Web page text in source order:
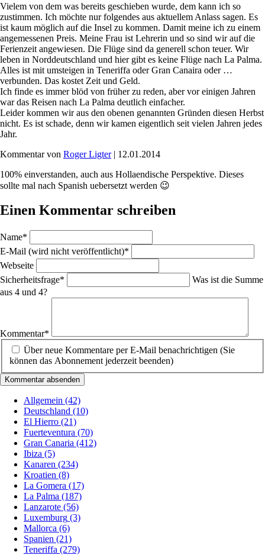
Vielem von dem was bereits geschieben wurde, dem kann ich so
zustimmen. Ich möchte nur folgendes aus aktuellem Anlass sagen. Es
ist kaum möglich auf die Insel zu kommen. Damit meine ich zu einem
angemessenen Preis. Meine Frau ist Lehrerin und so sind wir auf die
Ferienzeit angewiesen. Die Flüge sind da generell schon teuer. Wir
leben in Norddeutschland und hier gibt es keine Flüge nach La Palma.
Alles ist mit umsteigen in Teneriffa oder Gran Canaira oder …
verbunden. Das kostet Zeit und Geld.
Ich finde es immer blöd von früher zu reden, aber vor einigen Jahren
war das Reisen nach La Palma deutlich einfacher.
Leider kommen wir aus den obenen genannten Gründen diesen Herbst
nicht. Es ist schade, denn wir kamen eigentlich seit vielen Jahren jedes
Jahr.
Kommentar von Roger Ligter| 12.01.2014
100% einverstanden, auch aus Hollaendische Perspektive. Dieses
sollte mal nach Spanish uebersetzt werden 😉
Einen Kommentar schreiben
Pflichtfeld
Name*
Pflichtfeld
E-Mail (wird nicht veröffentlicht)*
Webseite
Pflichtfeld
Sicherheitsfrage*
Was ist die Summe
aus 4 und 4?
Kommentar*
Über neue Kommentare per E-Mail benachrichtigen (Sie
können das Abonnement jederzeit beenden)
Kommentar absenden
Allgemein (42)
Deutschland (10)
El Hierro (21)
Fuerteventura (70)
Gran Canaria (412)
Ibiza (5)
Kanaren (234)
Kroatien (8)
La Gomera (17)
La Palma (187)
Lanzarote (56)
Luxemburg (3)
Mallorca (6)
Spanien (21)
Teneriffa (279)